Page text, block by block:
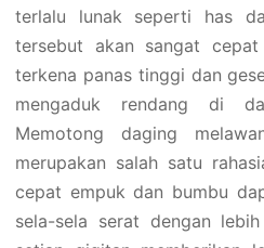
terlalu lunak seperti has
tersebut akan sangat
terkena panas tinggi dan
mengaduk rendang di
Memotong daging
merupakan salah satu
cepat empuk dan bumbu
sela-sela serat dengan